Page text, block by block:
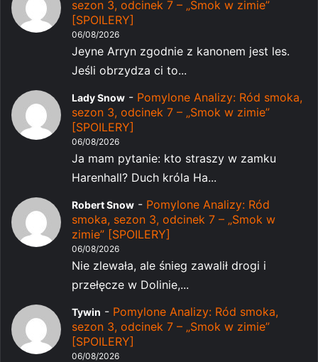
sezon 3, odcinek 7 – „Smok w zimie”
[SPOILERY]
06/08/2026
Jeyne Arryn zgodnie z kanonem jest les.
Jeśli obrzydza ci to...
Lady Snow - Pomylone Analizy: Ród smoka,
sezon 3, odcinek 7 – „Smok w zimie”
[SPOILERY]
06/08/2026
Ja mam pytanie: kto straszy w zamku
Harenhall? Duch króla Ha...
Robert Snow - Pomylone Analizy: Ród
smoka, sezon 3, odcinek 7 – „Smok w
zimie” [SPOILERY]
06/08/2026
Nie zlewała, ale śnieg zawalił drogi i
przełęcze w Dolinie,...
Tywin - Pomylone Analizy: Ród smoka,
sezon 3, odcinek 7 – „Smok w zimie”
[SPOILERY]
06/08/2026